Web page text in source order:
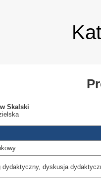
Skalski
dydaktyczny, dyskusja